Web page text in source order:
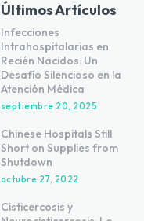
Últimos Artículos
Infecciones
Intrahospitalarias en
Recién Nacidos: Un
Desafío Silencioso en la
Atención Médica
septiembre 20, 2025
Chinese Hospitals Still
Short on Supplies from
Shutdown
octubre 27, 2022
Cisticercosis y